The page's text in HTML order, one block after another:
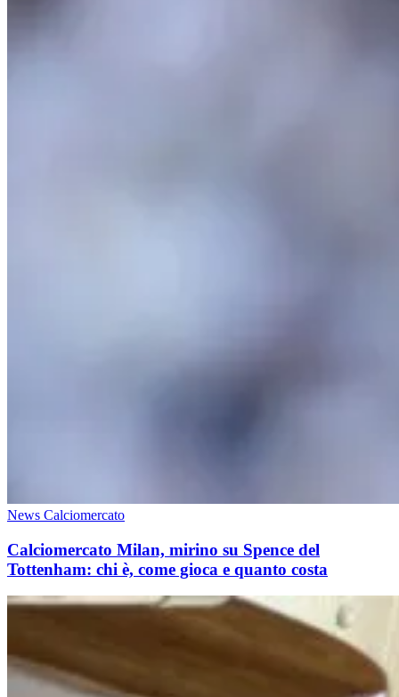
News Calciomercato
Calciomercato Milan, mirino su Spence del
Tottenham: chi è, come gioca e quanto costa